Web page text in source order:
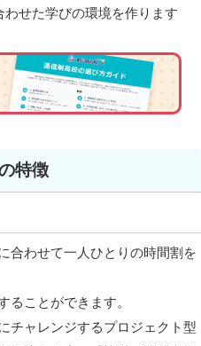
せた学びの環境を作ります
特徴
合わせて一人ひとりの時間割を
ことができます。
チャレンジするプロジェクト型